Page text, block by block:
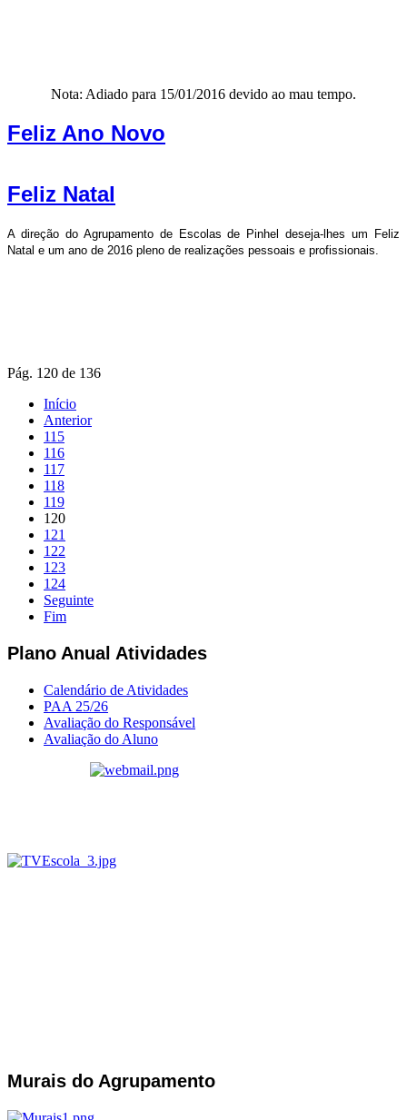
Nota: Adiado para 15/01/2016 devido ao mau tempo.
Feliz Ano Novo
Feliz Natal
A direção do Agrupamento de Escolas de Pinhel deseja-lhes um Feliz
Natal e um ano de 2016 pleno de realizações pessoais e profissionais.
Pág. 120 de 136
Início
Anterior
115
116
117
118
119
120
121
122
123
124
Seguinte
Fim
Plano Anual Atividades
Calendário de Atividades
PAA 25/26
Avaliação do Responsável
Avaliação do Aluno
Murais do Agrupamento